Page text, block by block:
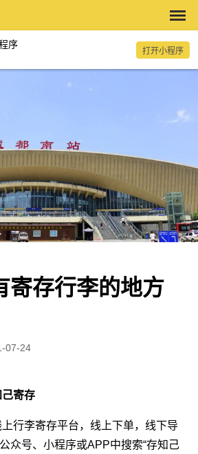
序
打开小程序
寄存行李的地方
07-24
寄存
行李寄存平台，线上下单，线下导
众号、小程序或APP中搜索“存知己